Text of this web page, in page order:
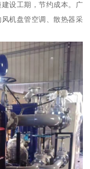
设工期，节约成本。广
机盘管空调、散热器采